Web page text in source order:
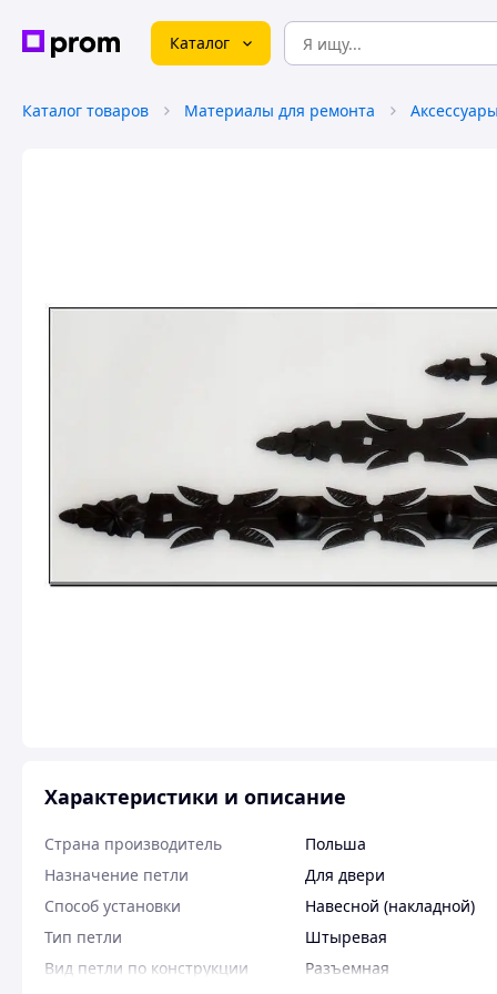
Каталог
Каталог товаров Материалы для ремонта
Характеристики и описание
Страна производитель
Польша
Назначение петли
Для двери
Способ установки
Навесной (накладной)
Тип петли
Штыревая
Вид петли по конструкции
Разъемная